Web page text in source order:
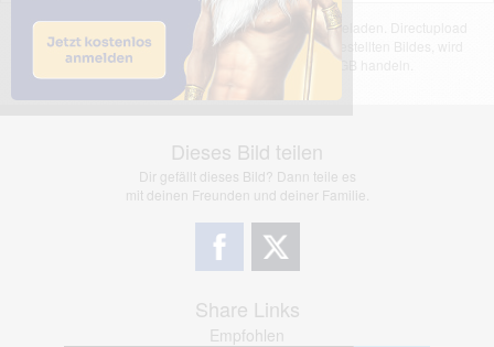
Das dargestellte Bild wurde von einem Nutzer hochgeladen. Directupload
übernimmt keinerlei Haftung für den Inhalt des dargestellten Bildes, wird
jedoch bei Verstößen nach §2(3) unserer AGB handeln.
Dieses Bild teilen
Dir gefällt dieses Bild? Dann teile es
mit deinen Freunden und deiner Familie.
Share Links
Empfohlen